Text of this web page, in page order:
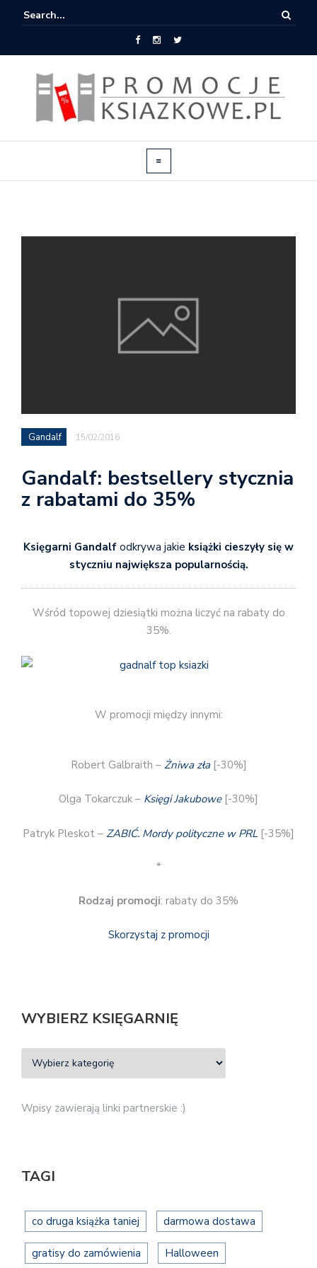
Gandalf 15/02/2016
Gandalf: bestsellery stycznia
z rabatami do 35%
Księgarni Gandalf odkrywa jakie książki cieszyły się w
styczniu największa popularnością.
Wśród topowej dziesiątki można liczyć na rabaty do
35%.
W promocji między innymi:
Robert Galbraith –Żniwa zła[-30%]
Olga Tokarczuk – Księgi Jakubowe[-30%]
Patryk Pleskot – ZABIĆ. Mordy polityczne w PRL [-35%]
*
Rodzaj promocji: rabaty do 35%
Skorzystaj z promocji
WYBIERZ KSIĘGARNIĘ
Wpisy zawierają linki partnerskie :)
TAGI
co druga książka taniej darmowa dostawa
gratisy do zamówienia Halloween